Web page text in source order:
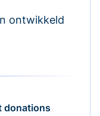
ontwikkeld
donations